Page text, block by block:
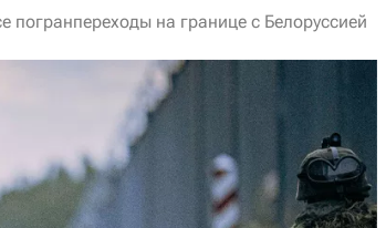
погранпереходы на границе с Белоруссией